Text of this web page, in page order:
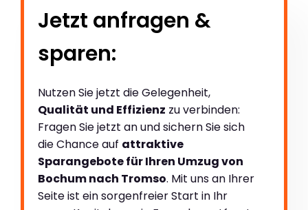
Jetzt anfragen &
sparen:
Nutzen Sie jetzt die Gelegenheit,
Qualität und Effizienz zu verbinden:
Fragen Sie jetzt an und sichern Sie sich
die Chance auf attraktive
Sparangebote für Ihren Umzug von
Bochum nach Tromso. Mit uns an Ihrer
Seite ist ein sorgenfreier Start in Ihr